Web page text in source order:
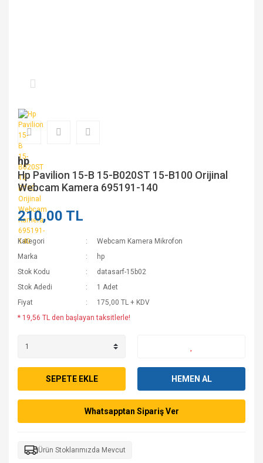
hp
Hp Pavilion 15-B 15-B020ST 15-B100 Orijinal
Webcam Kamera 695191-140
210,00 TL
Kategori
Webcam Kamera Mikrofon
Marka
hp
Stok Kodu
datasarf-15b02
Stok Adedi
1 Adet
Fiyat
175,00 TL + KDV
* 19,56 TL den başlayan taksitlerle!
SEPETE EKLE HEMEN AL
Whatsapptan Sipariş Ver
Ürün Stoklarımızda Mevcut